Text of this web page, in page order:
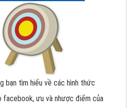
bạn tìm hiểu về các hình thức
facebook, ưu và nhược điểm của